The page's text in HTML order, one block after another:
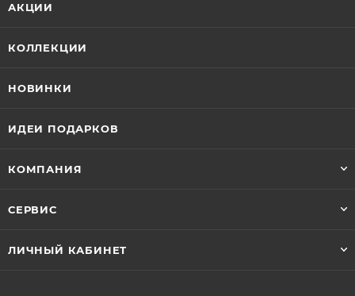
АКЦИИ
КОЛЛЕКЦИИ
НОВИНКИ
ИДЕИ ПОДАРКОВ
КОМПАНИЯ
СЕРВИС
ЛИЧНЫЙ КАБИНЕТ